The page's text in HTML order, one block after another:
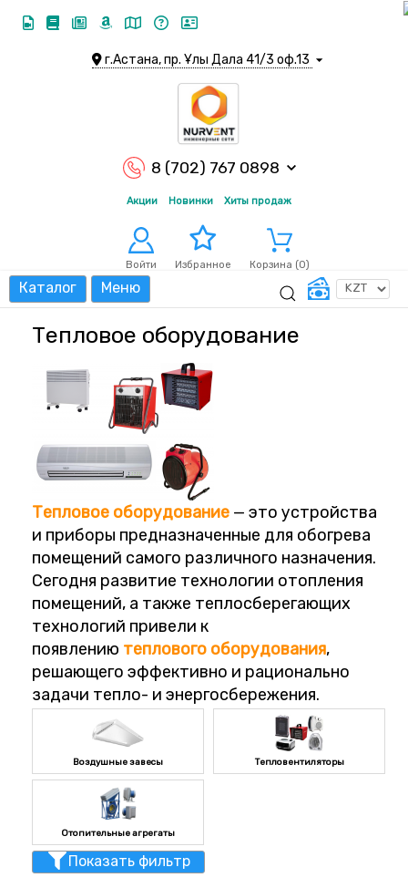
г.Астана, пр. Ұлы Дала 41/3 оф.13
8 (702) 767 0898
Акции Новинки Хиты продаж
Войти Избранное Корзина (0)
Каталог Меню
Тепловое оборудование
Тепловое оборудование — это устройства
и приборы предназначенные для обогрева
помещений самого различного назначения.
Сегодня развитие технологии отопления
помещений, а также теплосберегающих
технологий привели к
появлению теплового оборудования,
решающего эффективно и рационально
задачи тепло- и энергосбережения.
Воздушные завесы Тепловентиляторы
Отопительные агрегаты
Показать фильтр